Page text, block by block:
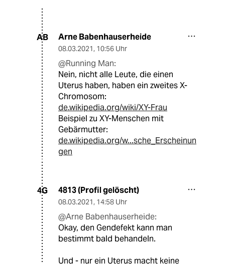
AB Arne Babenhauserheide
08.03.2021, 10:56 Uhr
@Running Man:
Nein, nicht alle Leute, die einen
Uterus haben, haben ein zweites X-
Chromosom:
de.wikipedia.org/wiki/XY-Frau
Beispiel zu XY-Menschen mit
Gebärmutter:
de.wikipedia.org/w...sche_Erscheinun
gen
4G 4813 (Profil gelöscht)
08.03.2021, 14:58 Uhr
@Arne Babenhauserheide:
Okay, den Gendefekt kann man
bestimmt bald behandeln.
Und - nur ein Uterus macht keine